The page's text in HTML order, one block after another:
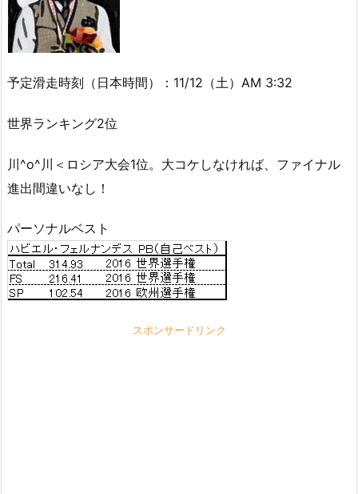
予定滑走時刻（日本時間）：11/12（土）AM 3:32
世界ランキング2位
川^o^川＜ロシア大会1位。大コケしなければ、ファイナル
進出間違いなし！
パーソナルベスト
スポンサードリンク